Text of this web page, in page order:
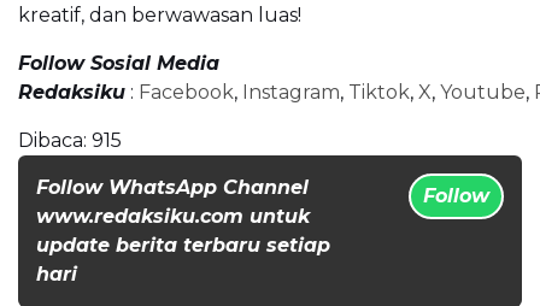
kreatif, dan berwawasan luas!
Follow Sosial Media
Redaksiku : Facebook, Instagram, Tiktok, X, Youtube,
Dibaca: 915
Follow WhatsApp Channel
www.redaksiku.com untuk
update berita terbaru setiap
hari
Follow